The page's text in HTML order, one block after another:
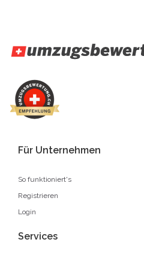
Für Unternehmen
So funktioniert's
Registrieren
Login
Services